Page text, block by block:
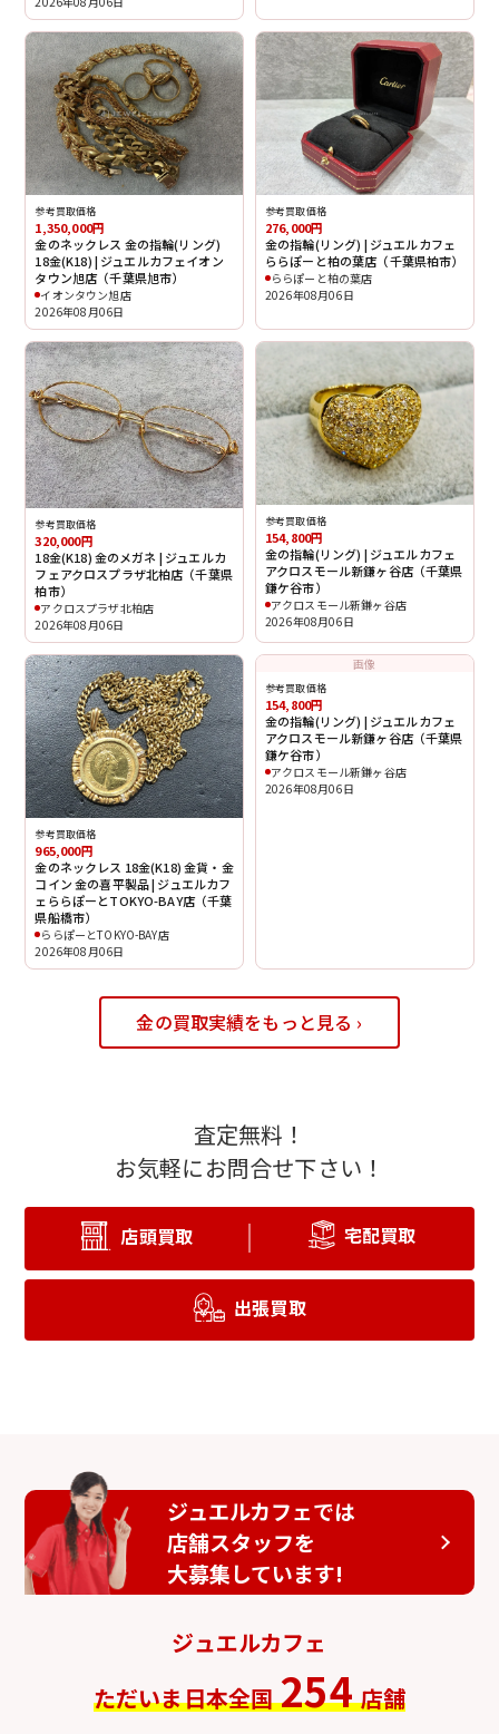
参考買取価格
1,350,000円
金のネックレス 金の指輪(リング)
18金(K18) | ジュエルカフェイオン
タウン旭店（千葉県旭市）
イオンタウン旭店
2026年08月06日
参考買取価格
276,000円
金の指輪(リング) | ジュエルカフェ
ららぽーと柏の葉店（千葉県柏市）
ららぽーと柏の葉店
2026年08月06日
参考買取価格
320,000円
18金(K18) 金のメガネ | ジュエルカ
フェアクロスプラザ北柏店（千葉県
柏市）
アクロスプラザ北柏店
2026年08月06日
参考買取価格
154,800円
金の指輪(リング) | ジュエルカフェ
アクロスモール新鎌ヶ谷店（千葉県
鎌ケ谷市）
アクロスモール新鎌ヶ谷店
2026年08月06日
参考買取価格
965,000円
金のネックレス 18金(K18) 金貨・金
コイン 金の喜平製品 | ジュエルカフ
ェららぽーとTOKYO-BAY店（千葉
県船橋市）
ららぽーとTOKYO-BAY店
2026年08月06日
画像
参考買取価格
154,800円
金の指輪(リング) | ジュエルカフェ
アクロスモール新鎌ヶ谷店（千葉県
鎌ケ谷市）
アクロスモール新鎌ヶ谷店
2026年08月06日
金の買取実績をもっと見る ›
査定無料！
お気軽にお問合せ下さい！
店頭買取 宅配買取
出張買取
ジュエルカフェでは
店舗スタッフを
大募集しています!
ジュエルカフェ
ただいま日本全国 254 店舗